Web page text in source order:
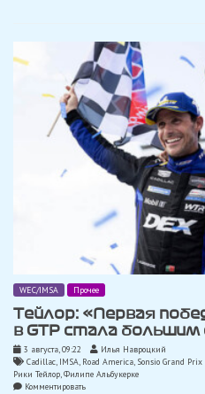
своем
пятимесячном
перерыве
победе
на
Нюрбургринге
WEC/IMSA Прочее
Тейлор: «Первая
в GTP стала большим
3 августа, 09:22
Илья Навроцкий
Cadillac, IMSA, Road America, Sonsio Grand
Рики Тейлор,Филипе Альбукерке
Комментироватьon